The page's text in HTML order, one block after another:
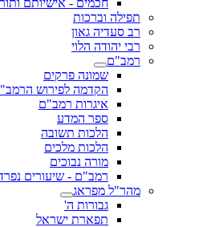
חכמים - אישיותם
תפילה וברכות
רב סעדיה גאון
רבי יהודה הלוי
רמב"ם
שמונה פרקים
הקדמה לפירוש
איגרות רמב"ם
ספר המדע
הלכות תשובה
הלכות מלכים
מורה נבוכים
רמב"ם - שיעורים
מהר"ל מפראג
גבורות ה'
תפארת ישראל